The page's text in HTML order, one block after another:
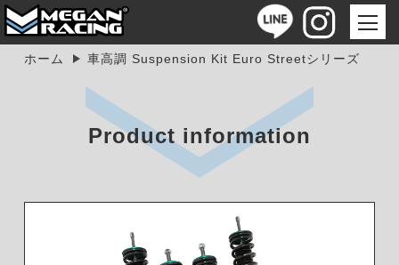
ホーム 車高調 Suspension Kit Euro Streetシリーズ
Product information